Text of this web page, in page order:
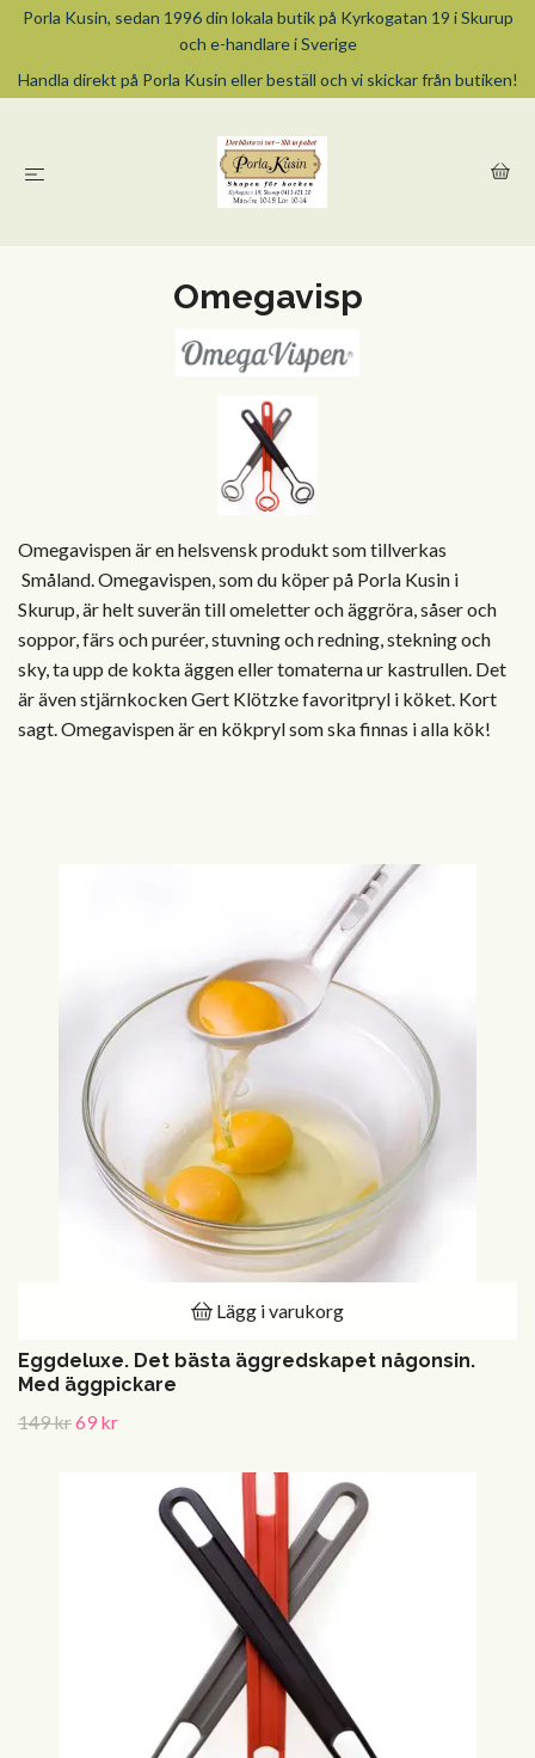
Porla Kusin, sedan 1996 din lokala butik på Kyrkogatan 19 i Skurup
och e-handlare i Sverige
Handla direkt på Porla Kusin eller beställ och vi skickar från butiken!
Omegavisp
Omegavispen är en helsvensk produkt som tillverkas
Småland. Omegavispen, som du köper på Porla Kusin i
Skurup, är helt suverän till omeletter och äggröra, såser och
soppor, färs och puréer, stuvning och redning, stekning och
sky, ta upp de kokta äggen eller tomaterna ur kastrullen. Det
är även stjärnkocken Gert Klötzke favoritpryl i köket. Kort
sagt. Omegavispen är en kökpryl som ska finnas i alla kök!
Lägg i varukorg
Eggdeluxe. Det bästa äggredskapet någonsin.
Med äggpickare
149 kr69 kr